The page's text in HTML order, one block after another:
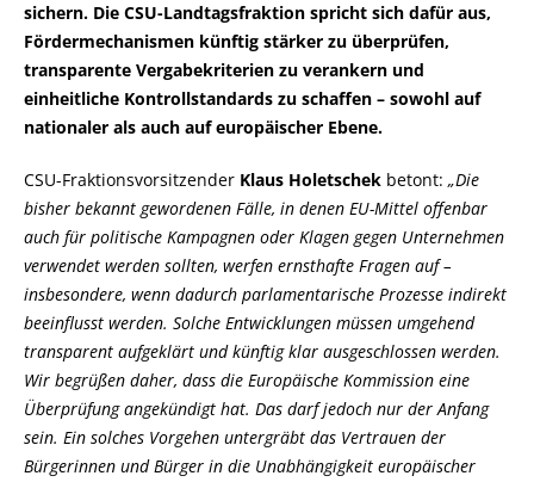
sichern. Die CSU-Landtagsfraktion spricht sich dafür aus,
Fördermechanismen künftig stärker zu überprüfen,
transparente Vergabekriterien zu verankern und
einheitliche Kontrollstandards zu schaffen – sowohl auf
nationaler als auch auf europäischer Ebene.
CSU-Fraktionsvorsitzender Klaus Holetschek betont: Die
bisher bekannt gewordenen Fälle, in denen EU-Mittel offenbar
auch für politische Kampagnen oder Klagen gegen Unternehmen
verwendet werden sollten, werfen ernsthafte Fragen auf –
insbesondere, wenn dadurch parlamentarische Prozesse indirekt
beeinflusst werden. Solche Entwicklungen müssen umgehend
transparent aufgeklärt und künftig klar ausgeschlossen werden.
Wir begrüßen daher, dass die Europäische Kommission eine
Überprüfung angekündigt hat. Das darf jedoch nur der Anfang
sein. Ein solches Vorgehen untergräbt das Vertrauen der
Bürgerinnen und Bürger in die Unabhängigkeit europäischer